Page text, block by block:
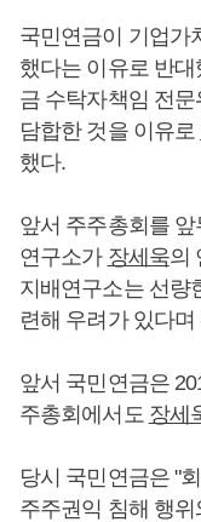
국민연금이 기업가
했다는 이유로 반
금 수탁자책임 전
담합한 것을 이유로
했다.
앞서 주주총회를
연구소가 장세욱의
지배연구소는 선량
련해 우려가 있다
앞서 국민연금은
주총회에서도 장세
당시 국민연금은 "
주주권익 침해 행